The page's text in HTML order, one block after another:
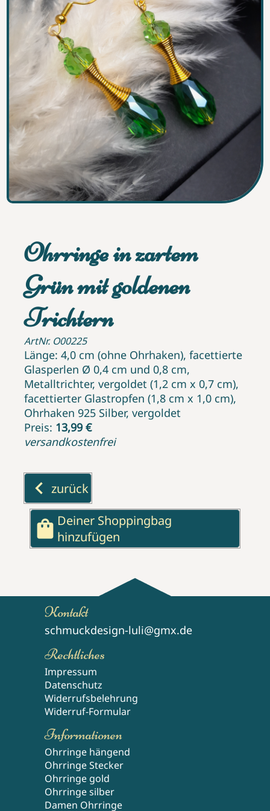
Ohrringe in zartem
Grün mit goldenen
Trichtern
ArtNr. O00225
Länge: 4,0 cm (ohne Ohrhaken), facettierte
Glasperlen Ø 0,4 cm und 0,8 cm,
Metalltrichter, vergoldet (1,2 cm x 0,7 cm),
facettierter Glastropfen (1,8 cm x 1,0 cm),
Ohrhaken 925 Silber, vergoldet
Preis: 13,99 €
versandkostenfrei
keyboard_arrow_left zurück
shopping_bag Deiner Shoppingbag
hinzufügen
Kontakt
schmuckdesign-luli@gmx.de
Rechtliches
Impressum
Datenschutz
Widerrufsbelehrung
Widerruf-Formular
Informationen
Ohrringe hängend
Ohrringe Stecker
Ohrringe gold
Ohrringe silber
Damen Ohrringe